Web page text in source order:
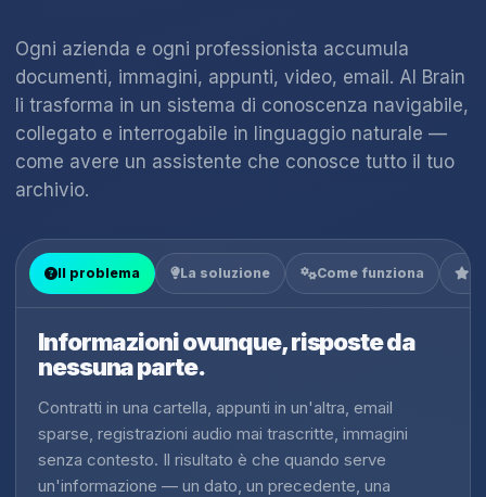
Ogni azienda e ogni professionista accumula
documenti, immagini, appunti, video, email. AI Brain
li trasforma in un sistema di conoscenza navigabile,
collegato e interrogabile in linguaggio naturale —
come avere un assistente che conosce tutto il tuo
archivio.
Il problema La soluzione Come funziona
Informazioni ovunque, risposte da
nessuna parte.
Contratti in una cartella, appunti in un'altra, email
sparse, registrazioni audio mai trascritte, immagini
senza contesto. Il risultato è che quando serve
un'informazione — un dato, un precedente, una